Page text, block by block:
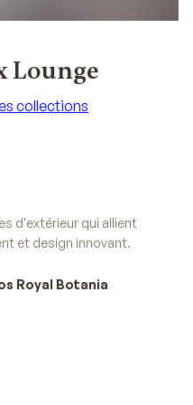
Lounge
collections
d'extérieur qui allient
et design innovant.
Royal Botania